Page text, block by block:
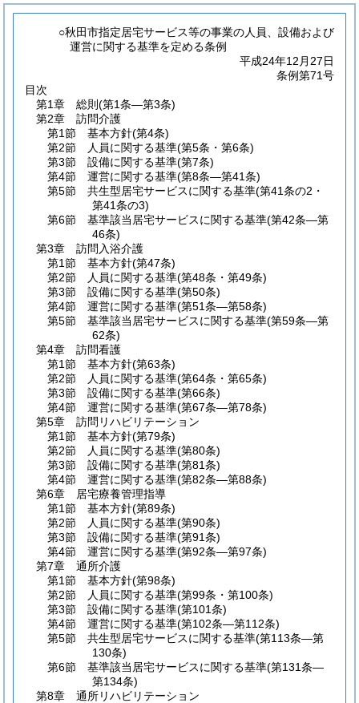
○秋田市指定居宅サービス等の事業の人員、設備および
運営に関する基準を定める条例
平成24年12月27日
条例第71号
目次
第1章
総則 (第1条―第3条)
第2章
訪問介護
第1節
基本方針(第4条)
第2節
人員に関する基準(第5条・第6条)
第3節
設備に関する基準(第7条)
第4節
運営に関する基準(第8条―第41条)
第5節
共生型居宅サービスに関する基準(第41条の2・
第41条の3)
第6節
基準該当居宅サービスに関する基準(第42条―第
46条)
第3章
訪問入浴介護
第1節
基本方針(第47条)
第2節
人員に関する基準(第48条・第49条)
第3節
設備に関する基準(第50条)
第4節
運営に関する基準(第51条―第58条)
第5節
基準該当居宅サービスに関する基準(第59条―第
62条)
第4章
訪問看護
第1節
基本方針(第63条)
第2節
人員に関する基準(第64条・第65条)
第3節
設備に関する基準(第66条)
第4節
運営に関する基準(第67条―第78条)
第5章
訪問リハビリテーション
第1節
基本方針(第79条)
第2節
人員に関する基準(第80条)
第3節
設備に関する基準(第81条)
第4節
運営に関する基準(第82条―第88条)
第6章
居宅療養管理指導
第1節
基本方針(第89条)
第2節
人員に関する基準(第90条)
第3節
設備に関する基準(第91条)
第4節
運営に関する基準(第92条―第97条)
第7章
通所介護
第1節
基本方針(第98条)
第2節
人員に関する基準(第99条・第100条)
第3節
設備に関する基準(第101条)
第4節
運営に関する基準(第102条―第112条)
第5節
共生型居宅サービスに関する基準(第113条―第
130条)
第6節
基準該当居宅サービスに関する基準(第131条―
第134条)
第8章
通所リハビリテーション